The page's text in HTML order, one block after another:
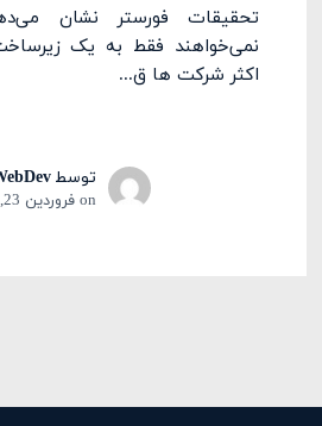
تحقیقات فورستر نشان
نمی‌خواهند فقط به یک
اکثر شرکت ها ق...
توسط
on فروردین 23, 1403